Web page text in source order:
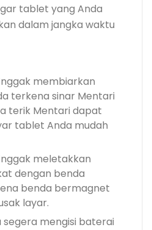
tablet yang Anda
dalam jangka waktu
membiarkan
terkena sinar Mentari
terik Mentari dapat
tablet Anda mudah
meletakkan
dengan benda
benda bermagnet
layar.
segera mengisi baterai